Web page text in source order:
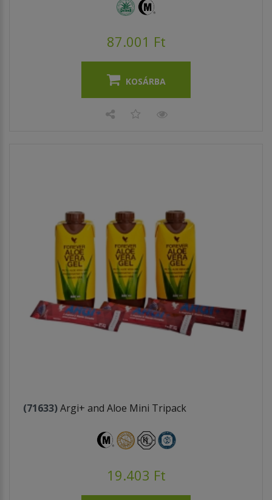
87.001 Ft
KOSÁRBA
(71633)Argi+ and Aloe Mini Tripack
19.403 Ft